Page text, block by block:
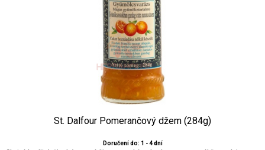
St. Dalfour Pomerančový džem (284g)
Doručení do: 1 - 4 dní